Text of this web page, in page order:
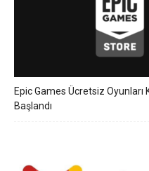
Epic Games Ücretsiz
Başlandı